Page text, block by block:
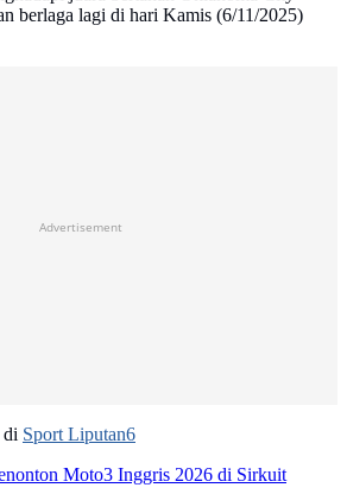
berlaga lagi di hari Kamis (6/11/2025)
Advertisement
di Sport Liputan6
Moto3 Inggris 2026 di Sirkuit